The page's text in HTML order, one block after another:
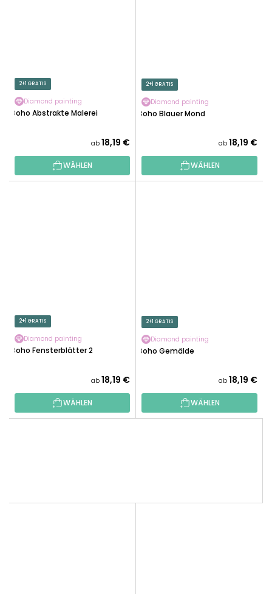
2+1 GRATIS
Diamond painting
Boho Abstrakte Malerei
ab 18,19 €
WÄHLEN
2+1 GRATIS
Diamond painting
Boho Blauer Mond
ab 18,19 €
WÄHLEN
2+1 GRATIS
Diamond painting
Boho Fensterblätter 2
ab 18,19 €
WÄHLEN
2+1 GRATIS
Diamond painting
Boho Gemälde
ab 18,19 €
WÄHLEN